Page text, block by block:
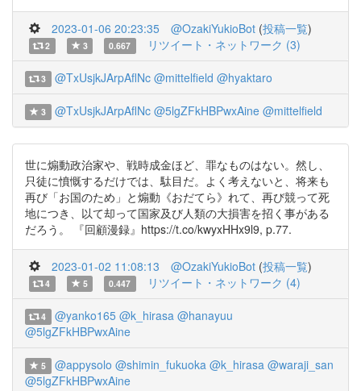
2023-01-06 20:23:35 @OzakiYukioBot (投稿一覧)
2 3 0.667 リツイート・ネットワーク (3)
3 @TxUsjkJArpAflNc @mittelfield @hyaktaro
3 @TxUsjkJArpAflNc @5lgZFkHBPwxAine @mittelfield
世に煽動政治家や、戦時成金ほど、罪なものはない。然し、
只徒に憤慨するだけでは、駄目だ。よく考えないと、将来も
再び「お国のため」と煽動《おだてら》れて、再び競って死
地につき、以て却って国家及び人類の大損害を招く事がある
だろう。 『回顧漫録』https://t.co/kwyxHHx9l9, p.77.
2023-01-02 11:08:13 @OzakiYukioBot (投稿一覧)
4 5 0.447 リツイート・ネットワーク (4)
4 @yanko165 @k_hirasa @hanayuu
@5lgZFkHBPwxAine
5 @appysolo @shimin_fukuoka @k_hirasa @waraji_san
@5lgZFkHBPwxAine